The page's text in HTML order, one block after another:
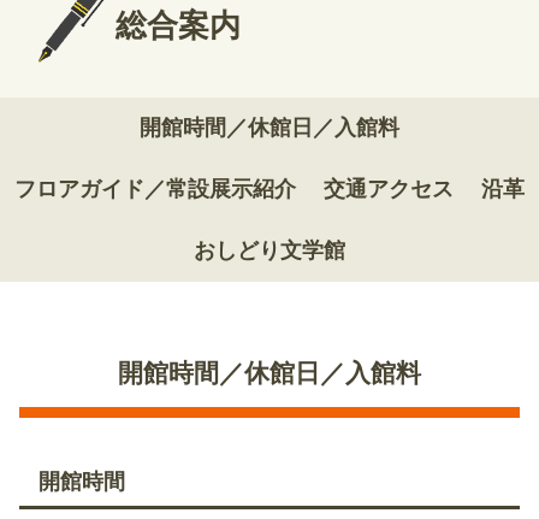
総合案内
開館時間／休館日／入館料
フロアガイド／常設展示紹介 交通アクセス 沿革
おしどり文学館
開館時間／休館日／入館料
開館時間